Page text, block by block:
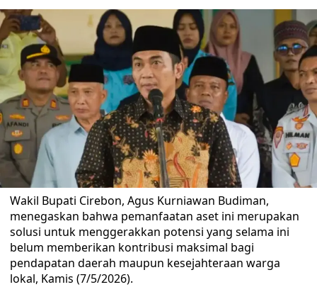
Wakil Bupati Cirebon, Agus Kurniawan Budiman,
menegaskan bahwa pemanfaatan aset ini merupakan
solusi untuk menggerakkan potensi yang selama ini
belum memberikan kontribusi maksimal bagi
pendapatan daerah maupun kesejahteraan warga
lokal, Kamis (7/5/2026).